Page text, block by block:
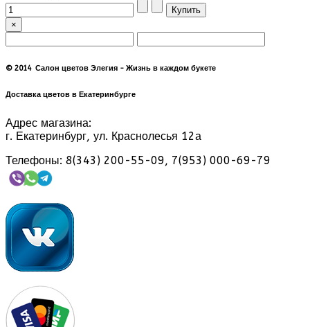
×
© 2014 Салон цветов Элегия - Жизнь в каждом букете
Доставка цветов в Екатеринбурге
Адрес магазина:
г. Екатеринбург, ул. Краснолесья 12а
Телефоны: 8(343) 200-55-09, 7(953) 000-69-79